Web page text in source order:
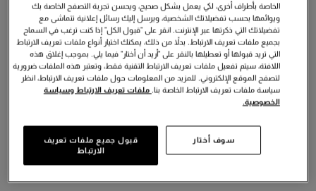
الخاصة بأطراف أخرى، لكي يعمل بشكل صحيح، ويحسن تجربة التصفح الخاصة بك
ويوائمها بحسب تفضيلاتك الشخصية، ويرسل إليك رسائل إعلانية تتماشى مع
تفضيلاتك التي ذكرتها عبر الإنترنت. انقر على "قبول الكل" إذا كنت ترغب في السماح
بجميع ملفات تعريف الارتباط. بدلاً من ذلك، يمكنك اختيار أنواع ملفات تعريف الارتباط
التي تريد قبولها أو تعطيلها بالنقر على "أريد أن أختار" فيما يلي. بموجب إغلاق هذه
اللافتة، سيتم تفعيل ملفات تعريف الارتباط التقنية فقط، وتعتبر هذه الملفات ضرورية
لتصفح الموقع الإلكتروني. للمزيد من المعلومات حول ملفات تعريف الارتباط، انظر
سياسة ملفات تعريف الارتباط الخاصة بنا. ملفات تعريف الارتباط وسياسة
الخصوصية.
سوف أختار
قبول جميع ملفات تعريف
الارتباط